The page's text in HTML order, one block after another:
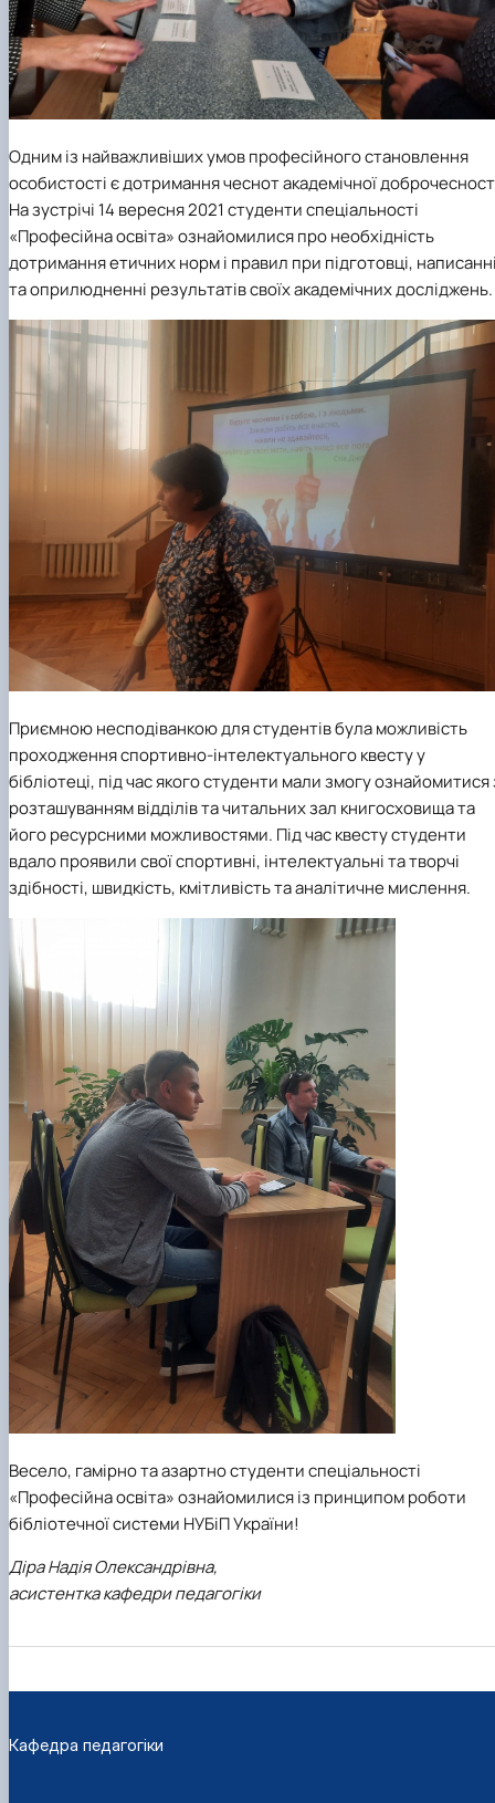
Одним із найважливіших умов професійного становлення
особистості є дотримання чеснот академічної
На зустрічі 14 вересня 2021 студенти спеціальності
«Професійна освіта» ознайомилися про необхідність
дотримання етичних норм і правил при підготовці,
та оприлюдненні результатів своїх академічних досліджень.
Приємною несподіванкою для студентів була можливість
проходження спортивно-інтелектуального квесту у
бібліотеці, під час якого студенти мали змогу ознайомитися
розташуванням відділів та читальних зал книгосховища та
його ресурсними можливостями. Під час квесту студенти
вдало проявили свої спортивні, інтелектуальні та творчі
здібності, швидкість, кмітливість та аналітичне мислення.
Весело, гамірно та азартно студенти спеціальності
«Професійна освіта» ознайомилися із принципом роботи
бібліотечної системи НУБіП України!
Діра Надія Олександрівна,
асистентка кафедри педагогіки
Кафедра педагогіки